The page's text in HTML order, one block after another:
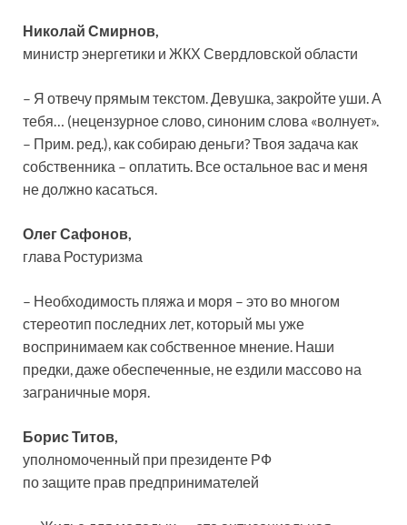
Николай Смирнов,
министр энергетики и ЖКХ Свердловской области
– Я отвечу прямым текстом. Девушка, закройте уши. А
тебя… (нецензурное слово, синоним слова «волнует».
– Прим. ред.), как собираю деньги? Твоя задача как
собственника – оплатить. Все остальное вас и меня
не должно касаться.
Олег Сафонов,
глава Ростуризма
– Необходимость пляжа и моря – это во многом
стереотип последних лет, который мы уже
воспринимаем как собственное мнение. Наши
предки, даже обеспеченные, не ездили массово на
заграничные моря.
Борис Титов,
уполномоченный при президенте РФ
по защите прав предпринимателей